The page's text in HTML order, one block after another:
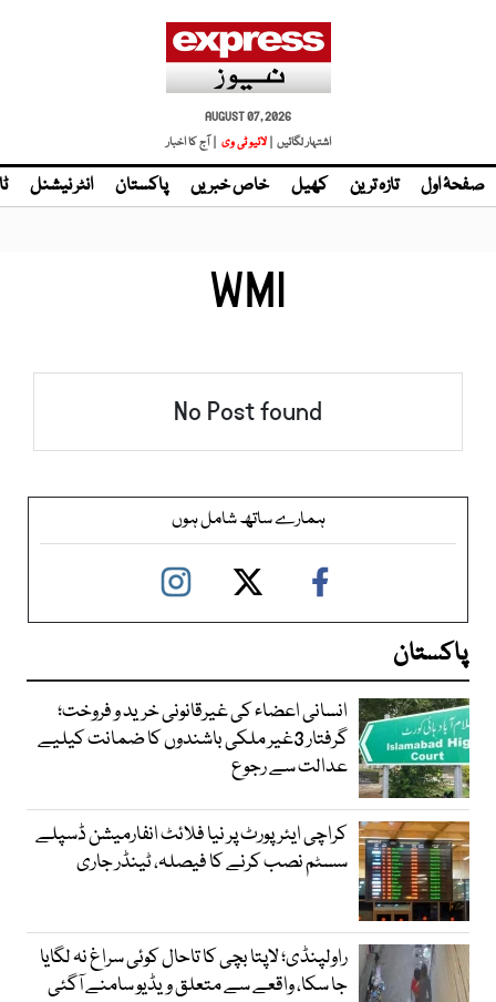
AUGUST 07, 2026
اشتہار لگائیں |
| آج کا اخبار
صفحۂ اول تازہ ترین کھیل خاص خبریں پاکستان انٹر نیشنل
WMI
No Post found
ہمارے ساتھ شامل ہوں
پاکستان
انسانی اعضاء کی غیرقانونی خرید و فروخت؛
گرفتار 3غیر ملکی باشندوں کا ضمانت کیلیے
عدالت سے رجوع
کراچی ایئرپورٹ پر نیا فلائٹ انفارمیشن ڈسپلے
سسٹم نصب کرنے کا فیصلہ، ٹینڈر جاری
راولپنڈی؛ لاپتا بچی کا تاحال کوئی سراغ نہ لگایا
جا سکا، واقعے سے متعلق ویڈیو سامنے آگئی